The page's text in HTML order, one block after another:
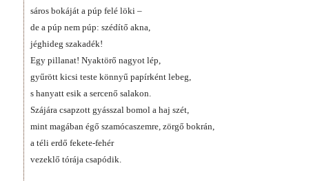
sáros bokáját a púp felé löki –
de a púp nem púp: szédítő akna,
jéghideg szakadék!
Egy pillanat! Nyaktörő nagyot lép,
gyűrött kicsi teste könnyű papírként lebeg,
s hanyatt esik a sercenő salakon.
Szájára csapzott gyásszal bomol a haj szét,
mint magában égő szamócaszemre, zörgő bokrán,
a téli erdő fekete-fehér
vezeklő tórája csapódik.